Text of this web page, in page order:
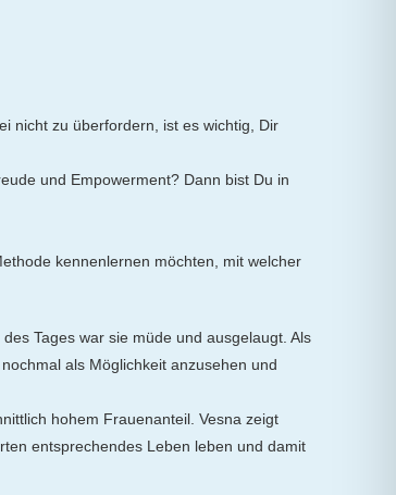
nicht zu überfordern, ist es wichtig, Dir
und Empowerment? Dann bist Du in
kennenlernen möchten, mit welcher
Tages war sie müde und ausgelaugt. Als
als Möglichkeit anzusehen und
hohem Frauenanteil. Vesna zeigt
entsprechendes Leben leben und damit